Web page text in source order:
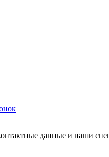
данные и наши